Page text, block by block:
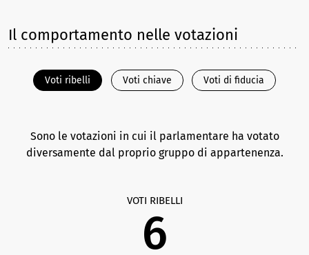
Il comportamento nelle votazioni
Voti ribelli Voti chiave Voti di fiducia
Sono le votazioni in cui il parlamentare ha votato
diversamente dal proprio gruppo di appartenenza.
VOTI RIBELLI
6